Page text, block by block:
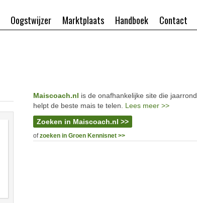
Contact
Handboek
Marktplaats
Oogstwijzer
Maiscoach.nl is de onafhankelijke site die jaarrond
helpt de beste mais te telen. Lees meer >>
Zoeken in Maiscoach.nl >>
ofzoeken in Groen Kennisnet >>